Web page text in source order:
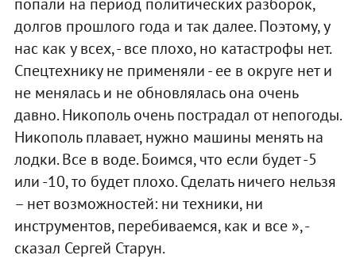
долгов прошлого года и так далее. Поэтому, у
нас как у всех, - все плохо, но катастрофы нет.
Спецтехнику не применяли - ее в округе нет и
не менялась и не обновлялась она очень
давно. Никополь очень пострадал от непогоды.
Никополь плавает, нужно машины менять на
лодки. Все в воде. Боимся, что если будет -5
или -10, то будет плохо. Сделать ничего нельзя
– нет возможностей: ни техники, ни
инструментов, перебиваемся, как и все », -
сказал Сергей Старун.